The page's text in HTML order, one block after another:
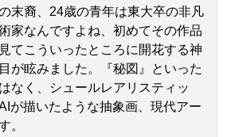
末裔、24歳の青年は東大卒の非凡
家なんですよね、初めてその作品
てこういったところに開花する神
が眩みました。『秘図』といった
なく、シュールレアリスティッ
が描いたような抽象画、現代アー
。